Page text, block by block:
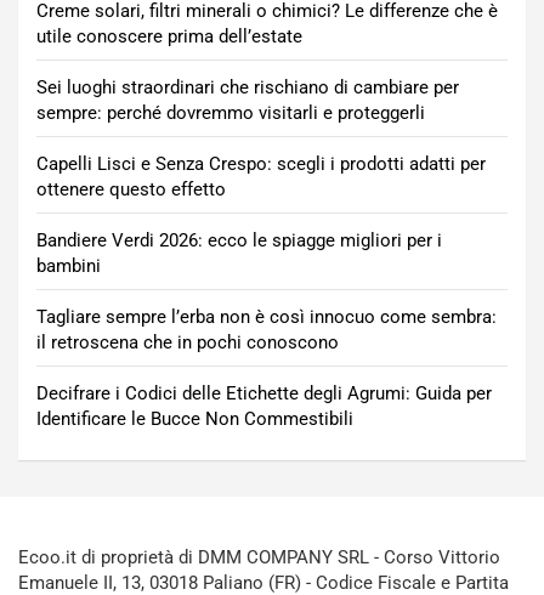
Creme solari, filtri minerali o chimici? Le differenze che è
utile conoscere prima dell’estate
Sei luoghi straordinari che rischiano di cambiare per
sempre: perché dovremmo visitarli e proteggerli
Capelli Lisci e Senza Crespo: scegli i prodotti adatti per
ottenere questo effetto
Bandiere Verdi 2026: ecco le spiagge migliori per i
bambini
Tagliare sempre l’erba non è così innocuo come sembra:
il retroscena che in pochi conoscono
Decifrare i Codici delle Etichette degli Agrumi: Guida per
Identificare le Bucce Non Commestibili
Ecoo.it di proprietà di DMM COMPANY SRL - Corso Vittorio
Emanuele II, 13, 03018 Paliano (FR) - Codice Fiscale e Partita